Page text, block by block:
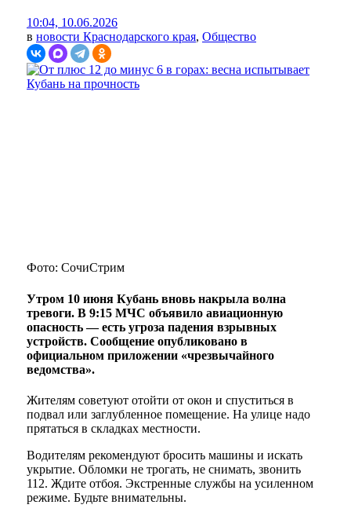
10:04, 10.06.2026
в новости Краснодарского края, Общество
Фото: СочиСтрим
Утром 10 июня Кубань вновь накрыла волна
тревоги. В 9:15 МЧС объявило авиационную
опасность — есть угроза падения взрывных
устройств. Сообщение опубликовано в
официальном приложении «чрезвычайного
ведомства».
Жителям советуют отойти от окон и спуститься в
подвал или заглубленное помещение. На улице надо
прятаться в складках местности.
Водителям рекомендуют бросить машины и искать
укрытие. Обломки не трогать, не снимать, звонить
112. Ждите отбоя. Экстренные службы на усиленном
режиме. Будьте внимательны.